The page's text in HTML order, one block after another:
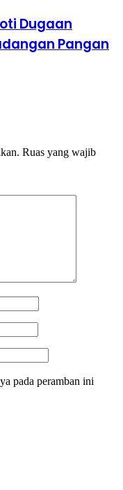
Dugaan
Pangan
Ruas yang wajib
pada peramban ini